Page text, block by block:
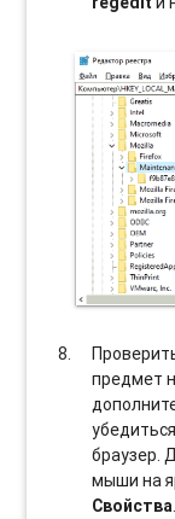
предмет
браузер.
мыши на
Свойства.